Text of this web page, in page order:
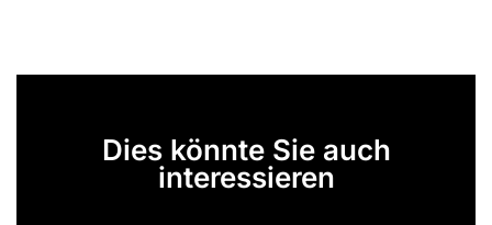
Dies könnte Sie auch
interessieren